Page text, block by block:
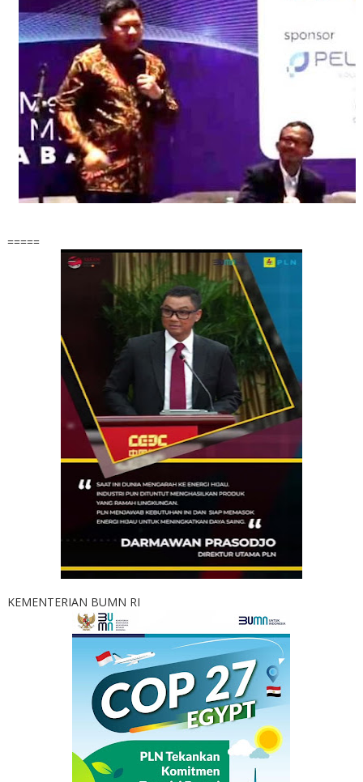
=====
KEMENTERIAN BUMN RI